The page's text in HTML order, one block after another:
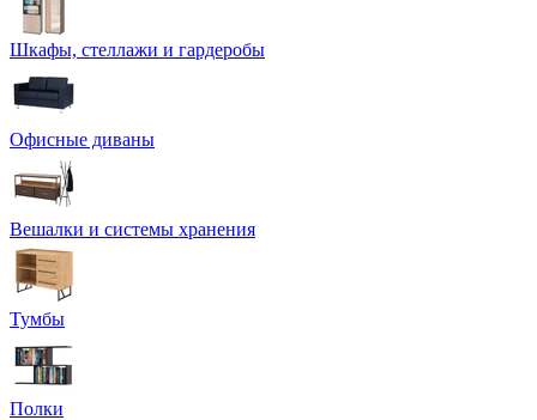
Шкафы, стеллажи и гардеробы
Офисные диваны
Вешалки и системы хранения
Тумбы
Полки